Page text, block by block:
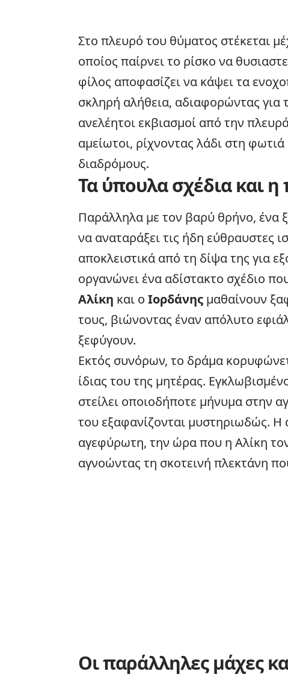
Στο πλευρό του θύματος στέκεται
οποίος παίρνει το ρίσκο να
φίλος αποφασίζει να κάψει τα
σκληρή αλήθεια, αδιαφορώντας για
ανελέητοι εκβιασμοί από την
αμείωτοι, ρίχνοντας λάδι στη φωτιά
διαδρόμους.
Τα ύπουλα σχέδια και
Παράλληλα με τον βαρύ θρήνο, ένα
να αναταράξει τις ήδη εύθραυστες
αποκλειστικά από τη δίψα της για
οργανώνει ένα αδίστακτο σχέδιο
Αλίκη και ο Ιορδάνης μαθαίνουν
τους, βιώνοντας έναν απόλυτο
ξεφύγουν.
Εκτός συνόρων, το δράμα
ίδιας του της μητέρας.
στείλει οποιοδήποτε μήνυμα στην
του εξαφανίζονται μυστηριωδώς. Η
αγεφύρωτη, την ώρα που η Αλίκη
αγνοώντας τη σκοτεινή πλεκτάνη
Οι παράλληλες μάχες